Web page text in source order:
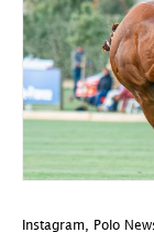
Instagram Polo